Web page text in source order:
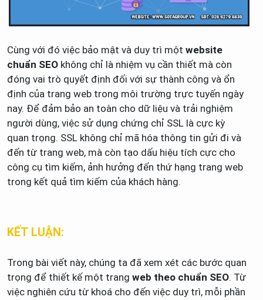
Cùng với đó việc bảo mật và duy trì mộtwebsite
chuẩn SEO không chỉ là nhiệm vụ cần thiết mà còn
đóng vai trò quyết định đối với sự thành công và ổn
định của trang web trong môi trường trực tuyến ngày
nay. Để đảm bảo an toàn cho dữ liệu và trải nghiệm
người dùng, việc sử dụng chứng chỉ SSL là cực kỳ
quan trọng. SSL không chỉ mã hóa thông tin gửi đi và
đến từ trang web, mà còn tạo dấu hiệu tích cực cho
công cụ tìm kiếm, ảnh hưởng đến thứ hạng trang web
trong kết quả tìm kiếm của khách hàng.
KẾT LUẬN:
Trong bài viết này, chúng ta đã xem xét các bước quan
trọng để thiết kế một trangweb theo chuẩn SEO. Từ
việc nghiên cứu từ khoá cho đến việc duy trì, mỗi phần